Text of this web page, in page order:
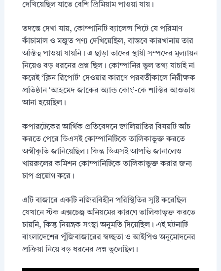
দেখিয়েছিল যাতে বেশি প্রিমিয়াম পাওয়া যায়।
তদন্তে দেখা যায়, কোম্পানিটি ব্যালেন্স শিটে যে পরিমাণ
কাঁচামাল ও মজুত পণ্য দেখিয়েছিল, বাস্তবে কারখানায় তার
অস্তিত্ব পাওয়া যায়নি। এ ছাড়া তাদের স্থায়ী সম্পদের মূল্যায়ন
নিয়েও বড় ধরনের প্রশ্ন ছিল। কোম্পানির ভুল তথ্য যাচাই না
করেই ‘ক্লিন রিপোর্ট’ দেওয়ার কারণে পরবর্তীকালে নিরীক্ষক
প্রতিষ্ঠান ‘আহমেদ জাকের অ্যান্ড কোং’-কে শাস্তির আওতায়
আনা হয়েছিল।
কপারটেকের আর্থিক প্রতিবেদনে জালিয়াতির বিষয়টি আঁচ
করতে পেরে ডিএসই কোম্পানিটিকে তালিকাভুক্ত করতে
অস্বীকৃতি জানিয়েছিল। কিন্তু ডিএসই আপত্তি জানালেও
খায়রুলের কমিশন কোম্পানিটিকে তালিকাভুক্ত করার জন্য
চাপ প্রয়োগ করে।
এটি বাজারে একটি নজিরবিহীন পরিস্থিতির সৃষ্টি করেছিল
যেখানে স্টক এক্সচেঞ্জ অনিয়মের কারণে তালিকাভুক্ত করতে
চায়নি, কিন্তু নিয়ন্ত্রক সংস্থা অনুমতি দিয়েছিল। এই ঘটনাটি
বাংলাদেশের পুঁজিবাজারের স্বচ্ছতা ও আইপিও অনুমোদনের
প্রক্রিয়া নিয়ে বড় ধরনের প্রশ্ন তুলেছিল।